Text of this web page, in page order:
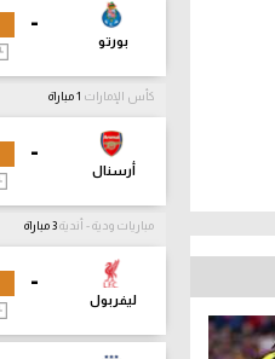
-
بورتو
كأس الإمارات
-
أرسنال
مباريات ودية - أندية
-
ليفربول